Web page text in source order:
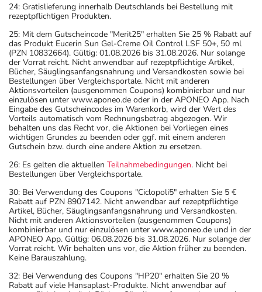
24: Gratislieferung innerhalb Deutschlands bei Bestellung mit
rezeptpflichtigen Produkten.
25: Mit dem Gutscheincode "Merit25" erhalten Sie 25 % Rabatt auf
das Produkt Eucerin Sun Gel-Creme Oil Control LSF 50+, 50 ml
(PZN 10832664). Gültig: 01.08.2026 bis 31.08.2026. Nur solange
der Vorrat reicht. Nicht anwendbar auf rezeptpflichtige Artikel,
Bücher, Säuglingsanfangsnahrung und Versandkosten sowie bei
Bestellungen über Vergleichsportale. Nicht mit anderen
Aktionsvorteilen (ausgenommen Coupons) kombinierbar und nur
einzulösen unter www.aponeo.de oder in der APONEO App. Nach
Eingabe des Gutscheincodes im Warenkorb, wird der Wert des
Vorteils automatisch vom Rechnungsbetrag abgezogen. Wir
behalten uns das Recht vor, die Aktionen bei Vorliegen eines
wichtigen Grundes zu beenden oder ggf. mit einem anderen
Gutschein bzw. durch eine andere Aktion zu ersetzen.
26: Es gelten die aktuellen Teilnahmebedingungen. Nicht bei
Bestellungen über Vergleichsportale.
30: Bei Verwendung des Coupons "Ciclopoli5" erhalten Sie 5 €
Rabatt auf PZN 8907142. Nicht anwendbar auf rezeptpflichtige
Artikel, Bücher, Säuglingsanfangsnahrung und Versandkosten.
Nicht mit anderen Aktionsvorteilen (ausgenommen Coupons)
kombinierbar und nur einzulösen unter www.aponeo.de und in der
APONEO App. Gültig: 06.08.2026 bis 31.08.2026. Nur solange der
Vorrat reicht. Wir behalten uns vor, die Aktion früher zu beenden.
Keine Barauszahlung.
32: Bei Verwendung des Coupons "HP20" erhalten Sie 20 %
Rabatt auf viele Hansaplast-Produkte. Nicht anwendbar auf